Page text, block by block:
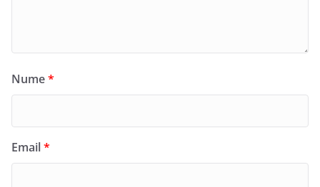
Nume*
Email*